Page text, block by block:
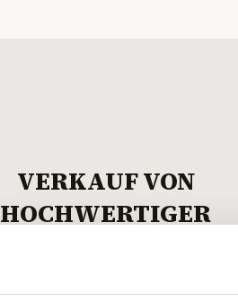
VERKAUF VON
HOCHWERTIGER